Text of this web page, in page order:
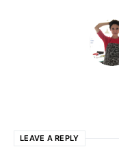
LEAVE A REPLY